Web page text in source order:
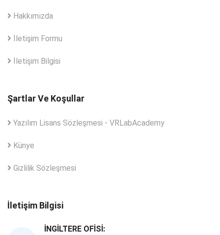
Hakkımızda
İletişim Formu
İletişim Bilgisi
Şartlar Ve Koşullar
Yazılım Lisans Sözleşmesi - VRLabAcademy
Künye
Gizlilik Sözleşmesi
İletişim Bilgisi
İNGILTERE OFISI: